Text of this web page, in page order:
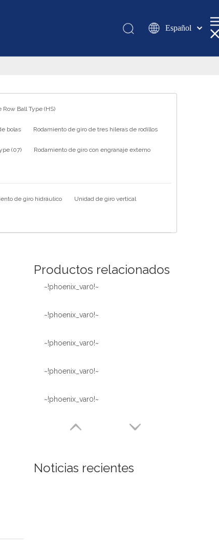
Español
românesc
Row Ball Type (HS)
bolas Rodamiento de giro de tres hileras de rodillos
(07) Rodamiento de giro con engranaje externo
de giro hidráulico Unidad de giro vertical
Productos relacionados
~!phoenix_var0!~
~!phoenix_var0!~
~!phoenix_var0!~
~!phoenix_var0!~
~!phoenix_var0!~
Noticias recientes